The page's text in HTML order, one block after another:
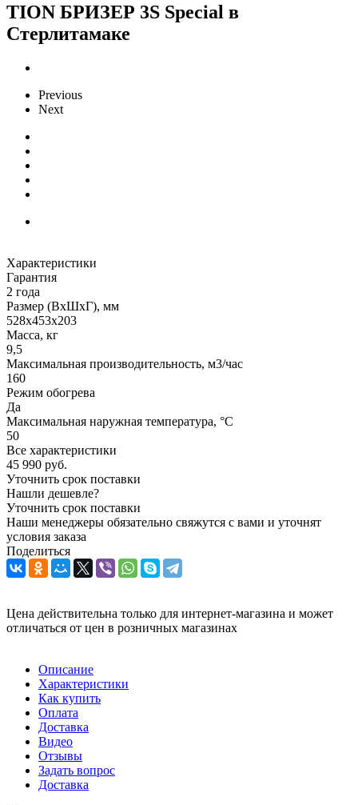
TION БРИЗЕР 3S Special в
Стерлитамаке
Previous
Next
Характеристики
Гарантия
2 года
Размер (ВxШxГ), мм
528х453х203
Масса, кг
9,5
Максимальная производительность, м3/час
160
Режим обогрева
Да
Максимальная наружная температура, °С
50
Все характеристики
45 990 руб.
Уточнить срок поставки
Нашли дешевле?
Уточнить срок поставки
Наши менеджеры обязательно свяжутся с вами и уточнят
условия заказа
Поделиться
Цена действительна только для интернет-магазина и может
отличаться от цен в розничных магазинах
Описание
Характеристики
Как купить
Оплата
Доставка
Видео
Отзывы
Задать вопрос
Доставка